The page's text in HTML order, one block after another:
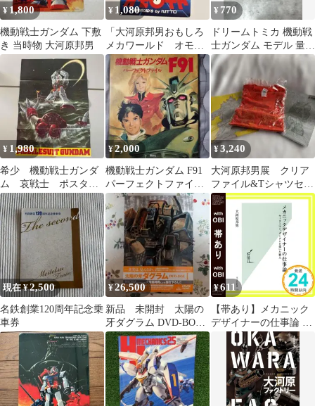
¥ 1,800
機動戦士ガンダム 下敷
き 当時物 大河原邦男
¥ 1,080
「大河原邦男おもしろ
メカワールド オモロ
イド」ミニパンフレッ
ト
¥ 770
ドリームトミカ 機動戦
士ガンダム モデル 量産
型ザク
¥ 1,980
希少 機動戦士ガンダ
ム 哀戦士 ポスタ
ー 昭和56年 付録
大河原邦男 安彦良和
¥2,000
機動戦士ガンダム F91
パーフェクトファイ
ル 大河原邦男 安彦
良和
¥3,240
大河原邦男展 クリア
ファイル&Tシャツセッ
ト
現在 ¥2,500
名鉄創業120周年記念乗
車券
¥26,500
新品 未開封 太陽の
牙ダグラム DVD-BOX I
II III 全巻セット
¥611
【帯あり】メカニック
デザイナーの仕事論 ヤ
ッターマン、ガンダム
を描いた職人 (光文社
新書) 大河原 邦男_07